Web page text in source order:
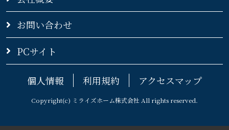
お問い合わせ
PCサイト
個人情報 利用規約 アクセスマップ
Copyright(c) ミライズホーム株式会社 All rights reserved.